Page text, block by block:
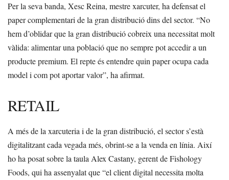
Per la seva banda, Xesc Reina, mestre xarcuter, ha defensat el
paper complementari de la gran distribució dins del sector. “No
hem d’oblidar que la gran distribució cobreix una necessitat molt
vàlida: alimentar una població que no sempre pot accedir a un
producte premium. El repte és entendre quin paper ocupa cada
model i com pot aportar valor”, ha afirmat.
RETAIL
A més de la xarcuteria i de la gran distribució, el sector s’està
digitalitzant cada vegada més, obrint-se a la venda en línia. Així
ho ha posat sobre la taula Alex Castany, gerent de Fishology
Foods, qui ha assenyalat que “el client digital necessita molta